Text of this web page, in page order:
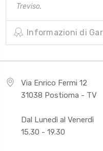
Treviso.
Informazioni di
Via Enrico Fermi 12
31038 Postioma - TV
Dal Lunedì al Venerdì
15.30 - 19.30